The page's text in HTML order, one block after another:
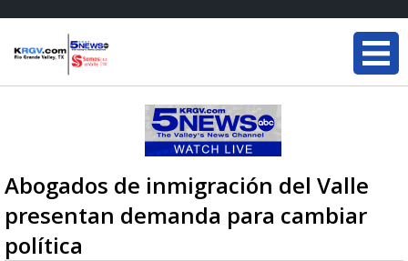
Abogados de inmigración del Valle
presentan demanda para cambiar
política